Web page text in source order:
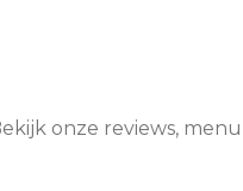
onze reviews,